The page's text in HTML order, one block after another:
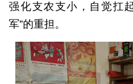
强化支农支小，自觉扛
军”的重担。